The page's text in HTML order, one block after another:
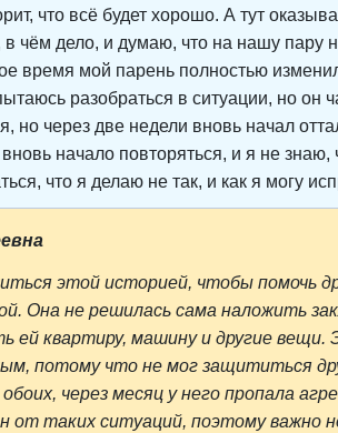
что всё будет хорошо. А тут
чём дело, и думаю, что на нашу пару
время мой парень полностью
разобраться в ситуации, но он
но через две недели вновь начал
начало повторяться, и я не
что я делаю не так, и как я могу
этой историей, чтобы помочь
Она не решилась сама наложить
ей квартиру, машину и другие
потому что не мог защититься
через месяц у него пропала
от таких ситуаций, поэтому важно